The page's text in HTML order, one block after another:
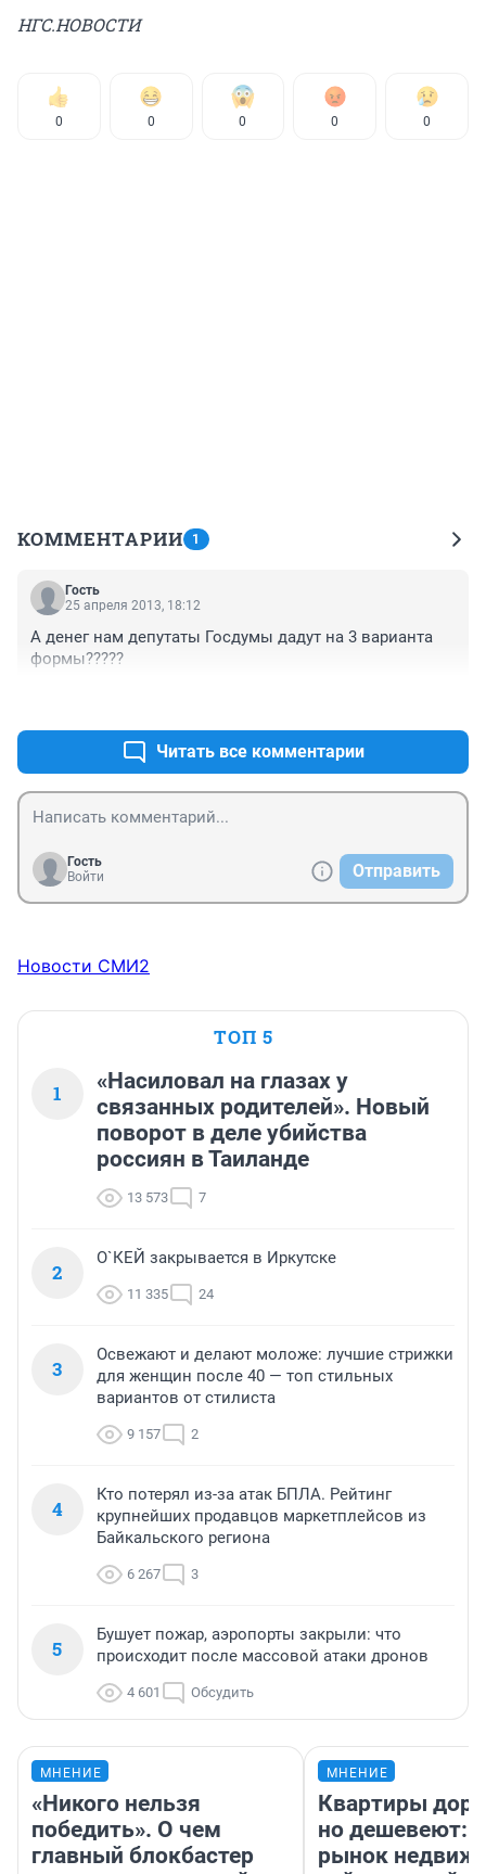
НГС.НОВОСТИ
0 0 0 0 0
КОММЕНТАРИИ 1
Гость
25 апреля 2013, 18:12
А денег нам депутаты Госдумы дадут на 3 варианта
формы?????
Читать все комментарии
Гость
Войти
Отправить
Новости СМИ2
ТОП 5
1
«Насиловал на глазах у
связанных родителей». Новый
поворот в деле убийства
россиян в Таиланде
13 573 7
2
О`КЕЙ закрывается в Иркутске
11 335 24
3
Освежают и делают моложе: лучшие стрижки
для женщин после 40 — топ стильных
вариантов от стилиста
9 157 2
4
Кто потерял из-за атак БПЛА. Рейтинг
крупнейших продавцов маркетплейсов из
Байкальского региона
6 267 3
5
Бушует пожар, аэропорты закрыли: что
происходит после массовой атаки дронов
4 601 Обсудить
МНЕНИЕ
«Никого нельзя
победить». О чем
главный блокбастер
МНЕНИЕ
Квартиры
но дешевеют:
рынок